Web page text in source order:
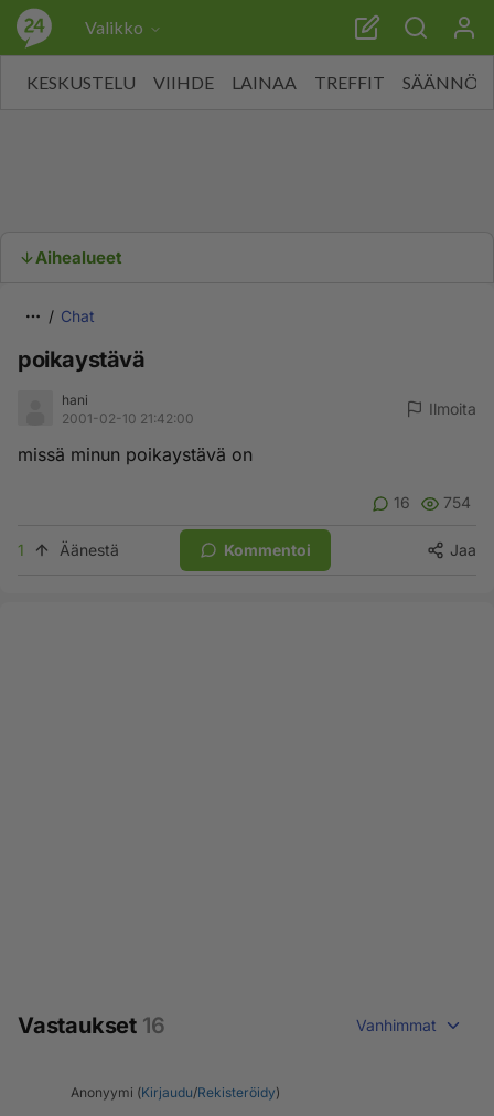
Valikko
KESKUSTELU VIIHDE LAINAA TREFFIT SÄÄNNÖT
Aihealueet
Chat
poikaystävä
hani
2001-02-10 21:42:00
Ilmoita
missä minun poikaystävä on
16 754
1 Äänestä Kommentoi Jaa
Vastaukset 16 Vanhimmat
Anonyymi (Kirjaudu/Rekisteröidy)